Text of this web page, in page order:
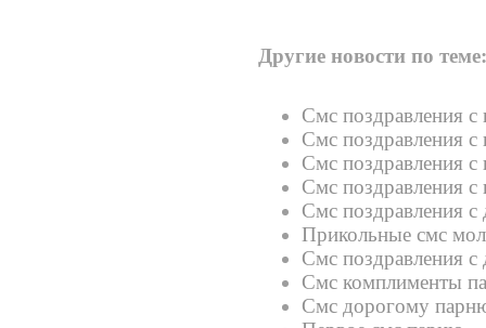
Другие новости по теме:
Смс поздравления
Смс поздравления
Смс поздравления
Смс поздравления
Смс поздравления
Прикольные смс
Смс поздравления
Смс комплименты
Смс дорогому